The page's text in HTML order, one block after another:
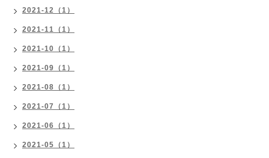
2021-12（1）
2021-11（1）
2021-10（1）
2021-09（1）
2021-08（1）
2021-07（1）
2021-06（1）
2021-05（1）